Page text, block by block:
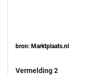
bron: Marktplaats.nl
Vermelding 2